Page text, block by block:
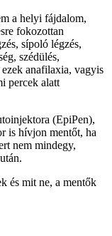
a helyi fájdalom,
fokozottan
sípoló légzés,
szédülés,
ezek anafilaxia, vagyis
percek alatt
(EpiPen),
is hívjon mentőt, ha
nem mindegy,
és mit ne, a mentők